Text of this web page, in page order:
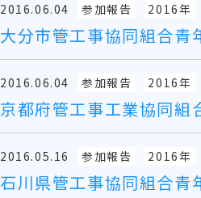
2016.06.04 参加報告 2016年
大分市管工事協同組合青
2016.06.04 参加報告 2016年
京都府管工事工業協同組
2016.05.16 参加報告 2016年
石川県管工事協同組合青